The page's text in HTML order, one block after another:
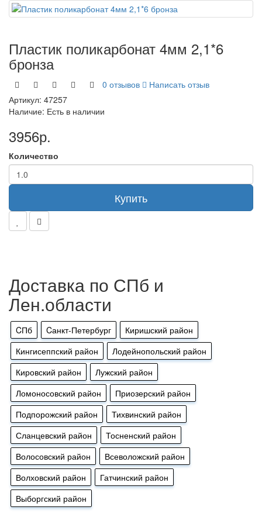
Пластик поликарбонат 4мм 2,1*6
бронза
0 отзывов
Написать отзыв
Артикул: 47257
Наличие: Есть в наличии
3956р.
Количество
Купить
Доставка по СПб и
Лен.области
CПб Cанкт-Петербург
Киришский район
Кингисеппский район
Лодейнопольский район
Кировский район
Лужский район
Ломоносовский район
Приозерский район
Подпорожский район
Тихвинский район
Сланцевский район
Тосненский район
Волосовский район
Всеволожский район
Волховский район
Гатчинский район
Выборгский район